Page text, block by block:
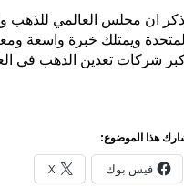
ان مجلس العالمي للذهب
المتحدة ويمتلك خبرة واسعة
شركات تعدين الذهب في
هذا الموضوع:
فيس بوك X